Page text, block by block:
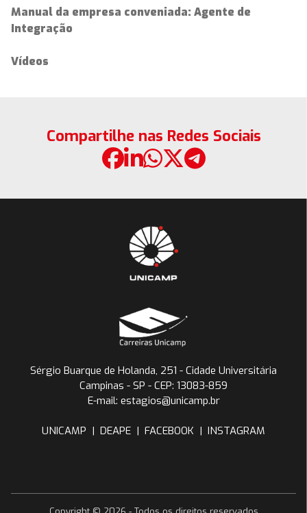
Manual da empresa conveniada: Agente de
Integração
Vídeos
Compartilhe nas Redes Sociais
Sérgio Buarque de Holanda, 251 - Cidade Universitária
Campinas - SP - CEP: 13083-859
E-mail: estagios@unicamp.br
UNICAMP | DEAPE | FACEBOOK | INSTAGRAM